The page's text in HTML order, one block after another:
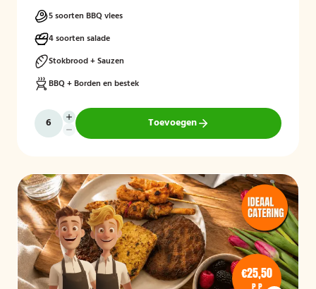
5 soorten BBQ vlees
4 soorten salade
Stokbrood + Sauzen
BBQ + Borden en bestek
Toevoegen
€25,50